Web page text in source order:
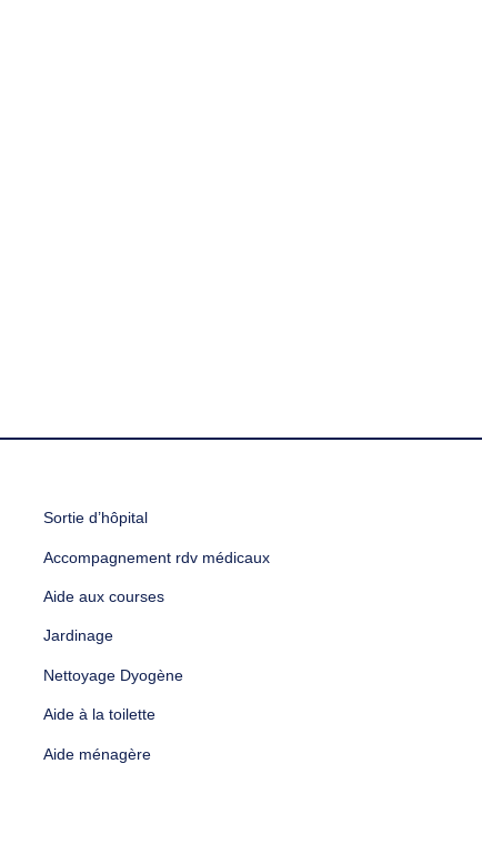
Sortie d’hôpital
Accompagnement rdv médicaux
Aide aux courses
Jardinage
Nettoyage Dyogène
Aide à la toilette
Aide ménagère